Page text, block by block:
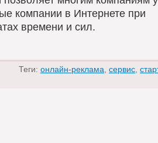
компании в Интернете при
времени и сил.
Теги: онлайн-реклама сервис